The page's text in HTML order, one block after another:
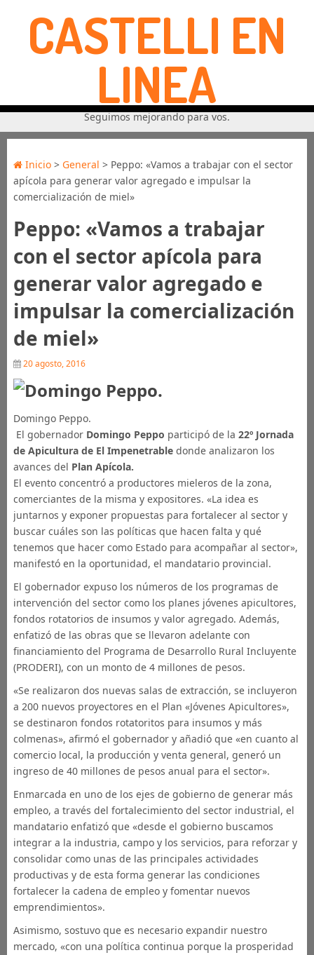
CASTELLI EN
LINEA
Seguimos mejorando para vos.
Inicio> General > Peppo: «Vamos a trabajar con el sector
apícola para generar valor agregado e impulsar la
comercialización de miel»
Peppo: «Vamos a trabajar
con el sector apícola para
generar valor agregado e
impulsar la comercialización
de miel»
20 agosto, 2016
Domingo Peppo.
El gobernador Domingo Peppo participó de la 22º Jornada
de Apicultura de El Impenetrabledonde analizaron los
avances del Plan Apícola.
El evento concentró a productores mieleros de la zona,
comerciantes de la misma y expositores. «La idea es
juntarnos y exponer propuestas para fortalecer al sector y
buscar cuáles son las políticas que hacen falta y qué
tenemos que hacer como Estado para acompañar al sector»,
manifestó en la oportunidad, el mandatario provincial.
El gobernador expuso los números de los programas de
intervención del sector como los planes jóvenes apicultores,
fondos rotatorios de insumos y valor agregado. Además,
enfatizó de las obras que se llevaron adelante con
financiamiento del Programa de Desarrollo Rural Incluyente
(PRODERI), con un monto de 4 millones de pesos.
«Se realizaron dos nuevas salas de extracción, se incluyeron
a 200 nuevos proyectores en el Plan «Jóvenes Apicultores»,
se destinaron fondos rotatoritos para insumos y más
colmenas», afirmó el gobernador y añadió que «en cuanto al
comercio local, la producción y venta general, generó un
ingreso de 40 millones de pesos anual para el sector».
Enmarcada en uno de los ejes de gobierno de generar más
empleo, a través del fortalecimiento del sector industrial, el
mandatario enfatizó que «desde el gobierno buscamos
integrar a la industria, campo y los servicios, para reforzar y
consolidar como unas de las principales actividades
productivas y de esta forma generar las condiciones
fortalecer la cadena de empleo y fomentar nuevos
emprendimientos».
Asimismo, sostuvo que es necesario expandir nuestro
mercado, «con una política continua porque la prosperidad